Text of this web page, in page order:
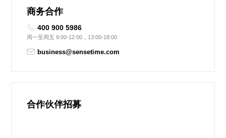
商务合作
400 900 5986
周一至周五 9:00-12:00，13:00-18:00
business@sensetime.com
合作伙伴招募